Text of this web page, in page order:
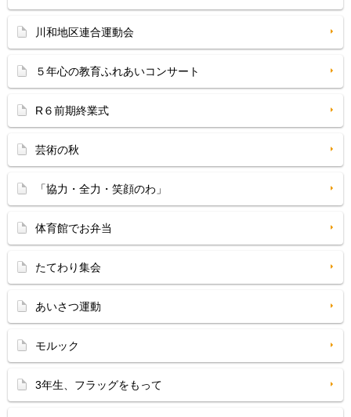
川和地区連合運動会
５年心の教育ふれあいコンサート
R６前期終業式
芸術の秋
「協力・全力・笑顔のわ」
体育館でお弁当
たてわり集会
あいさつ運動
モルック
3年生、フラッグをもって